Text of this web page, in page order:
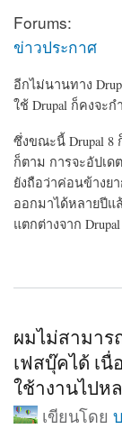
Forums:
ข่าวประกาศ
อีกไม่นานทาง
ใช้ Drupal ก็คงจะก
ซึ่งขณะนี้ Drupal 8
ก็ตาม การจะอัปเด
ยังถือว่าค่อนข้างย
ออกมาได้หลายปีแ
แตกต่างจาก
about ขณะนี้
ผมไม่สามาร
เฟสบุ๊คได้ เ
ใช้างานไปห
เขียนโดย